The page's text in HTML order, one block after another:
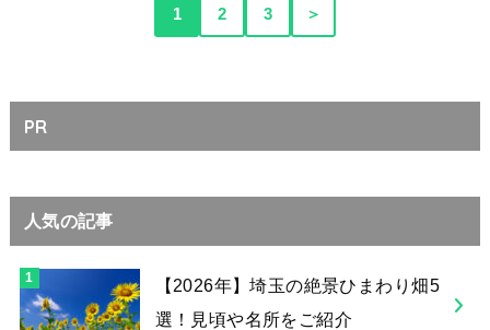
1 2 3 ＞
PR
人気の記事
【2026年】埼玉の絶景ひまわり畑5
選！見頃や名所をご紹介